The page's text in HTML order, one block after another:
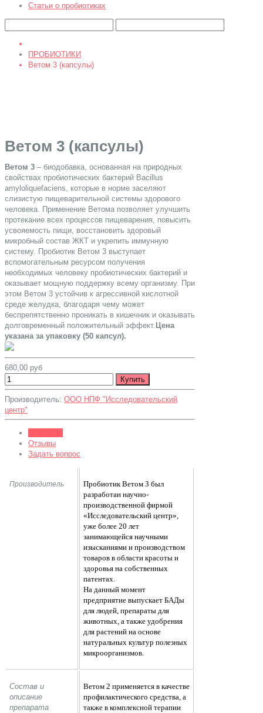
Статьи о пробиотиках
ПРОБИОТИКИ
Ветом 3 (капсулы)
Ветом 3 (капсулы)
Ветом 3 – биодобавка, основанная на природных
свойствах пробиотических бактерий Bacillus
amyloliquefaciens, которые в норме заселяют
слизистую пищеварительной системы здорового
человека. Применение Ветома позволяет улучшить
протекание всех процессов пищеварения, повысить
усвояемость пищи, восстановить здоровый
микробный состав ЖКТ и укрепить иммунную
систему. Пробиотик Ветом 3 выступает
вспомогательным ресурсом получения
необходимых человеку пробиотических бактерий и
оказывает мощную поддержку всему организму. При
этом Ветом 3 устойчив к агрессивной кислотной
среде желудка, благодаря чему может
беспрепятственно проникать в кишечник и оказывать
долговременный положительный эффект. Цена
указана за упаковку (50 капсул).
680,00 руб
Производитель: ООО НПФ "Исследовательский
центр"
Отзывы
Задать вопрос
Производитель
Пробиотик Ветом 3 был
разработан научно-
производственной фирмой
«Исследовательский центр»,
уже более 20 лет
занимающейся научными
изысканиями и производством
товаров в области красоты и
здоровья на собственных
патентах.
На данный момент
предприятие выпускает БАДы
для людей, препараты для
животных, а также удобрения
для растений на основе
натуральных культур полезных
микроорганизмов.
Состав и
описание
препарата
Ветом 2 применяется в качестве
профилактического средства, а
также в комплексной терапии